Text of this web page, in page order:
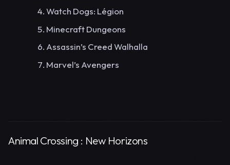
Watch Dogs: Légion
Minecraft Dungeons
Assassin’s Creed Walhalla
Marvel’s Avengers
Animal Crossing : New Horizons